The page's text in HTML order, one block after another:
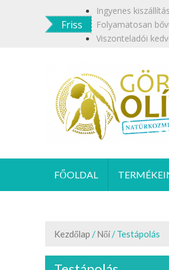
Friss
Ingyenes
Folyamatosan
Viszonteladói
FŐOLDAL
Kezdőlap /Női/ Testápolás